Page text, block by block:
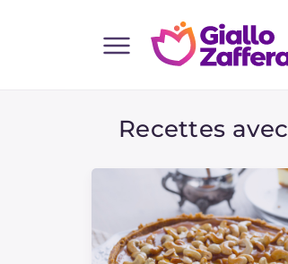
Toutes les recettes
Boissons et rafraîchissements
Recettes avec